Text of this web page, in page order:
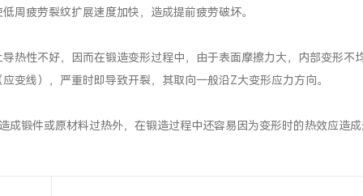
疲劳裂纹扩展速度加快，造成提前疲劳破坏。
性不好，因而在锻造变形过程中，由于表面摩擦力大，内部变形不
变线），严重时即导致开裂，其取向一般沿Z大变形应力方向。
锻件或原材料过热外，在锻造过程中还容易因为变形时的热效应造成